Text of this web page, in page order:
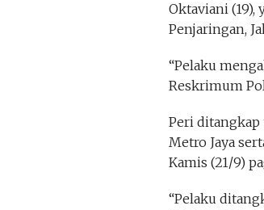
Oktaviani (19),
Penjaringan,
“Pelaku
Reskrimum
Peri
Metro Jaya
Kamis (21/9)
“Pelaku